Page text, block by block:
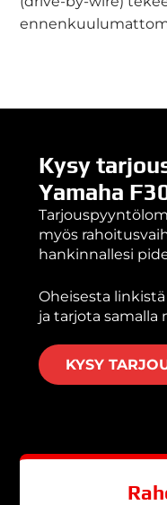
Kysy
Yamaha
myös
hankinnallesi
Oheisesta
ja tarjota samalla
KYSY